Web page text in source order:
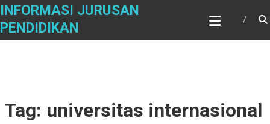
Skip
content
INFORMASI JURUSAN
PENDIDIKAN
Tag: universitas internasional